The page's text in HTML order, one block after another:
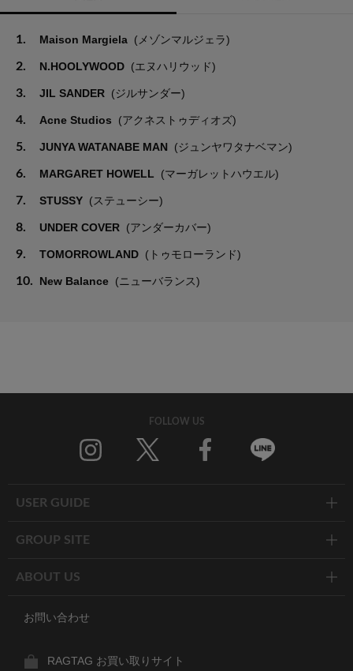
1. Maison Margiela (メゾンマルジェラ)
2. N.HOOLYWOOD (エヌハリウッド)
3. JIL SANDER (ジルサンダー)
4. Acne Studios (アクネストゥディオズ)
5. JUNYA WATANABE MAN (ジュンヤワタナベマン)
6. MARGARET HOWELL (マーガレットハウエル)
7. STUSSY (ステューシー)
8. UNDER COVER (アンダーカバー)
9. TOMORROWLAND (トゥモローランド)
10. New Balance (ニューバランス)
FOLLOW US
USER GUIDE
GROUP SITE
ABOUT US
お問い合わせ
RAGTAG お買い取りサイト